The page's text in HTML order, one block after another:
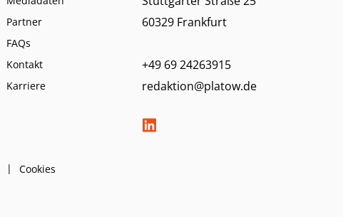
Partner
FAQs
Kontakt
Karriere
60329 Frankfurt
+49 69 24263915
redaktion@platow.de
Cookies